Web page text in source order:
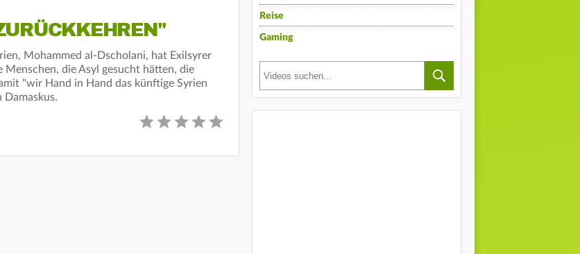
Mohammed al-Dscholani, hat Exilsyrer
die Asyl gesucht hätten, die
"wir Hand in Hand das künftige Syrien
Damaskus.
Reise
Gaming